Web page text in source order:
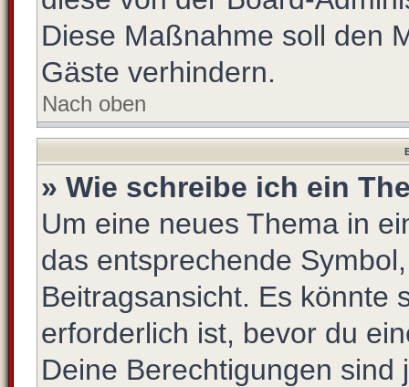
Diese Maßnahme soll den
Gäste verhindern.
Nach oben
» Wie schreibe ich ein
Um eine neues Thema in
das entsprechende
Beitragsansicht. Es könnte
erforderlich ist, bevor du
Deine Berechtigungen